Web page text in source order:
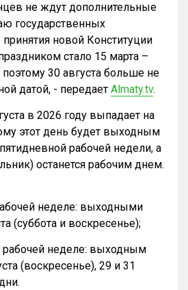
не ждут дополнительные
государственных
новой Конституции
стало 15 марта –
30 августа больше не
датой, - передает Almaty.tv.
в 2026 году выпадает на
этот день будет выходным
рабочей недели, а
останется рабочим днем.
неделе: выходными
(суббота и воскресенье);
неделе: выходным
(воскресенье), 29 и 31